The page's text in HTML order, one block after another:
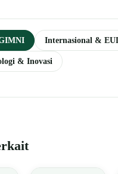
Internasional &
& Inovasi